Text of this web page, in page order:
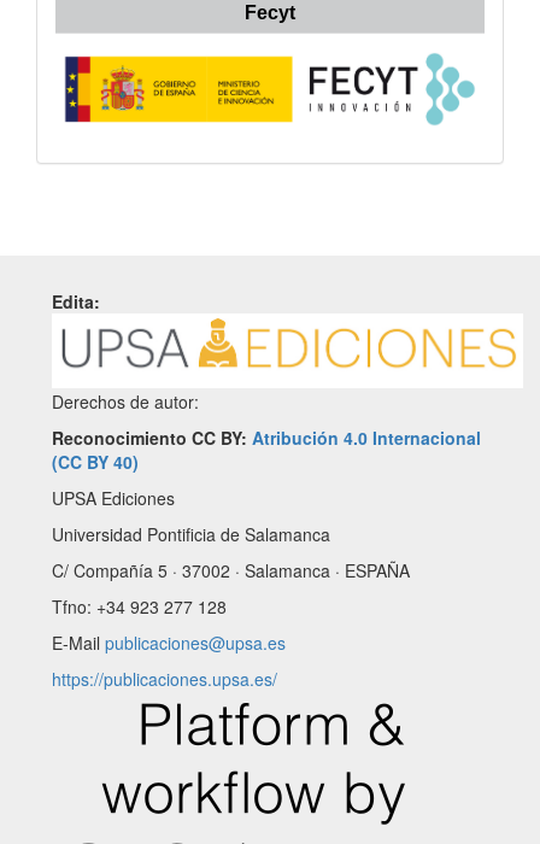
Fecyt
Edita:
Derechos de autor:
Reconocimiento CC BY: Atribución 4.0 Internacional
(CC BY 40)
UPSA Ediciones
Universidad Pontificia de Salamanca
C/ Compañía 5 · 37002 · Salamanca · ESPAÑA
Tfno: +34 923 277 128
E-Mail publicaciones@upsa.es
https://publicaciones.upsa.es/